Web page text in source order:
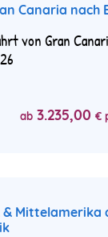
Canaria nach
von Gran
ab 3.235,00 €
& Mittelamerika